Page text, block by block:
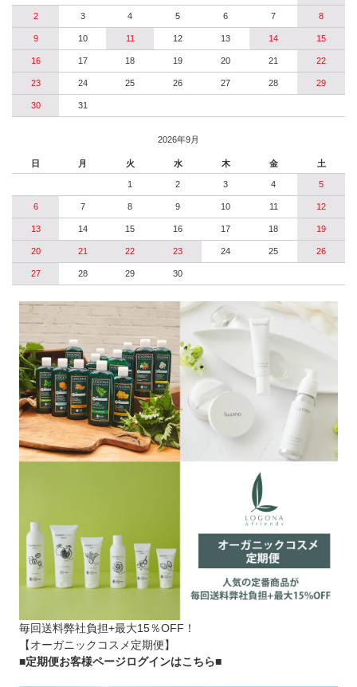
2 3 4 5 6 7 8
9 10 11 12 13 14 15
16 17 18 19 20 21 22
23 24 25 26 27 28 29
30 31
2026年9月
日 月 火 水 木 金 土
1 2 3 4 5
6 7 8 9 10 11 12
13 14 15 16 17 18 19
20 21 22 23 24 25 26
27 28 29 30
毎回送料弊社負担+最大15％OFF！
【オーガニックコスメ定期便】
■定期便お客様ページログインはこちら■